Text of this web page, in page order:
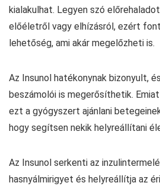
kialakulhat. Legyen szó
előéletről vagy elhízásról, ezért
lehetőség, ami akár megelőzheti is.
Az Insunol hatékonynak bizonyult,
beszámolói is megerősíthetik.
ezt a gyógyszert ajánlani
hogy segítsen nekik helyreállítani
Az Insunol serkenti az
hasnyálmirigyet és helyreállítja az